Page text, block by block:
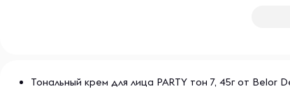
Тональный крем для лица PARTY тон 7, 45г от